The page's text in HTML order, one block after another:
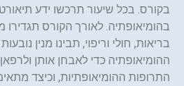
בקורס. בכל שיעור תרכשו ידע
בהומיאופתיה. לאורך הקורס
בריאות, חולי וריפוי, תבינו מנין
ההומיאופתיה כדי לאבחן אותן
התרופות ההומיאופתיות, וכיצד